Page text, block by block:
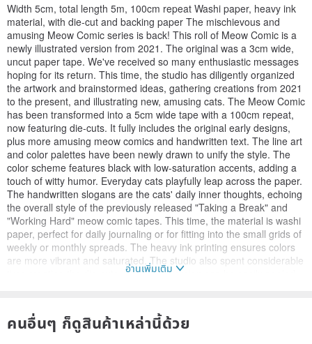
Width 5cm, total length 5m, 100cm repeat Washi paper, heavy ink
material, with die-cut and backing paper The mischievous and
amusing Meow Comic series is back! This roll of Meow Comic is a
newly illustrated version from 2021. The original was a 3cm wide,
uncut paper tape. We've received so many enthusiastic messages
hoping for its return. This time, the studio has diligently organized
the artwork and brainstormed ideas, gathering creations from 2021
to the present, and illustrating new, amusing cats. The Meow Comic
has been transformed into a 5cm wide tape with a 100cm repeat,
now featuring die-cuts. It fully includes the original early designs,
plus more amusing meow comics and handwritten text. The line art
and color palettes have been newly drawn to unify the style. The
color scheme features black with low-saturation accents, adding a
touch of witty humor. Everyday cats playfully leap across the paper.
The handwritten slogans are the cats' daily inner thoughts, echoing
the overall style of the previously released "Taking a Break" and
"Working Hard" meow comic tapes. This time, the material is washi
paper, perfect for daily journaling or for fitting into the small grids of
weekly or monthly spreads. The heavy ink printing ensures colors
are more vibrant and saturated. The studio also spent considerable
time creating the die-cuts, so the cut version can be easily peeled
Meows An illustration brand formed by three cats, depicting life's
small moments through their feline characters. They are sometimes
อ่านเพิ่มเติม
คนอื่นๆ ก็ดูสินค้าเหล่านี้ด้วย